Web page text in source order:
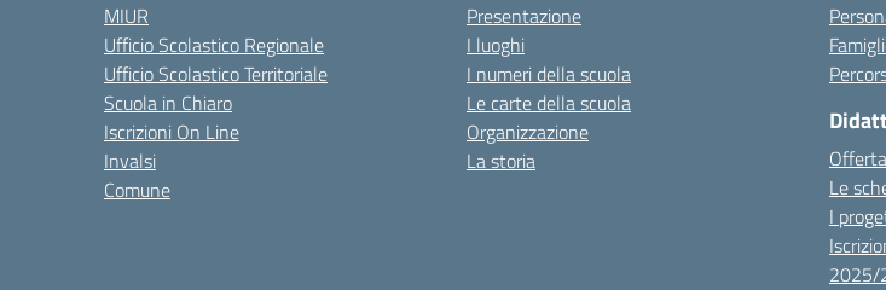
MIUR
Ufficio Scolastico Regionale
Ufficio Scolastico Territoriale
Scuola in Chiaro
Iscrizioni On Line
Invalsi
Comune
Presentazione
I luoghi
I numeri della scuola
Le carte della scuola
Organizzazione
La storia
Le
I
2025/